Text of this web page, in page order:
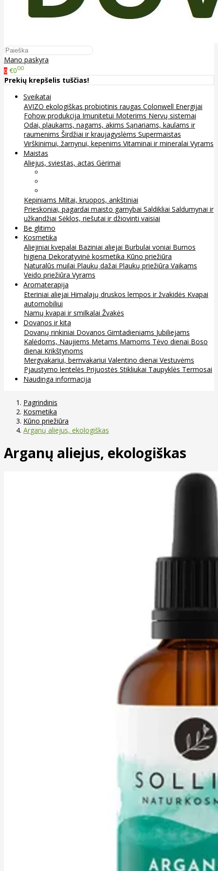
Mano paskyra
0 €000
Prekių krepšelis tuščias!
Sveikatai
AVIZO ekologiškas probiotinis raugas Colonwell Energijai
Fohow produkcija Imunitetui Moterims Nervų sistemai
Odai, plaukams, nagams, akims Sąnariams, kaulams ir
raumenims Širdžiai ir kraujagyslėms Supermaistas
Virškinimui, žarnynui, kepenims Vitaminai ir mineralai Vyrams
Maistas
Aliejus, sviestas, actas Gėrimai
Kepiniams Miltai, kruopos, ankštiniai
Prieskoniai, pagardai maisto gamybai Saldikliai Saldumynai ir
užkandžiai Sėklos, riešutai ir džiovinti vaisiai
Be glitimo
Kosmetika
Aliejiniai kvepalai Baziniai aliejai Burbulai voniai Burnos
higiena Dekoratyvinė kosmetika Kūno priežiūra
Naturalūs muilai Plaukų dažai Plaukų priežiūra Vaikams
Veido priežiūra Vyrams
Aromaterapija
Eteriniai aliejai Himalajų druskos lempos ir žvakidės Kvapai
automobiliui
Namų kvapai ir smilkalai Žvakės
Dovanos ir kita
Dovanų rinkiniai Dovanos Gimtadieniams Jubiliejams
Kalėdoms, Naujiems Metams Mamoms Tėvo dienai Boso
dienai Krikštynoms
Mergvakariui, bernvakariui Valentino dienai Vestuvėms
Pjaustymo lentelės Prijuostės Stikliukai Taupyklės Termosai
Naudinga informacija
Pagrindinis
Kosmetika
Kūno priežiūra
Arganų aliejus, ekologiškas
Arganų aliejus, ekologiškas